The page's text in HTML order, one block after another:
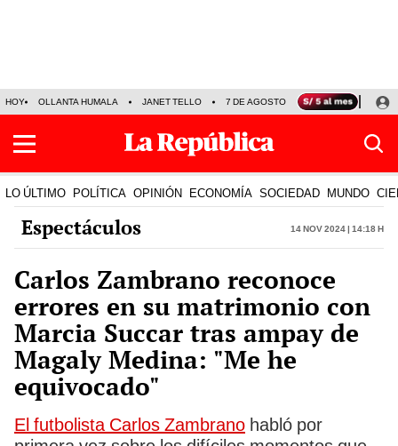
HOY OLLANTA HUMALA JANET TELLO 7 DE AGOSTO TINKA RESULTADOS
LO ÚLTIMO POLÍTICA OPINIÓN ECONOMÍA SOCIEDAD MUNDO
Espectáculos 14 Nov 2024 | 14:18 h
Carlos Zambrano reconoce
errores en su matrimonio con
Marcia Succar tras ampay de
Magaly Medina: "Me he
equivocado"
El futbolista Carlos Zambrano habló por